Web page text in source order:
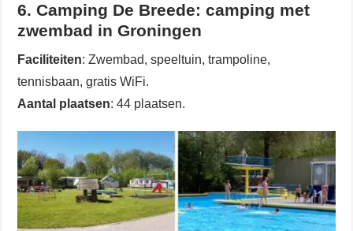
6. Camping De Breede: camping met
zwembad in Groningen
Faciliteiten: Zwembad, speeltuin, trampoline,
tennisbaan, gratis WiFi.
Aantal plaatsen: 44 plaatsen.